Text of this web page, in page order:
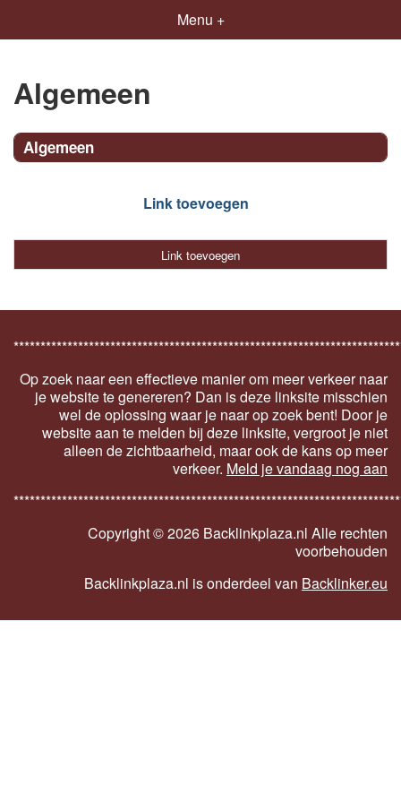
Menu +
Algemeen
Algemeen
Link toevoegen
Link toevoegen
Op zoek naar een effectieve manier om meer verkeer naar
je website te genereren? Dan is deze linksite misschien
wel de oplossing waar je naar op zoek bent! Door je
website aan te melden bij deze linksite, vergroot je niet
alleen de zichtbaarheid, maar ook de kans op meer
verkeer. Meld je vandaag nog aan
Copyright ©2026 Backlinkplaza.nl Alle rechten
voorbehouden
Backlinkplaza.nl is onderdeel van Backlinker.eu